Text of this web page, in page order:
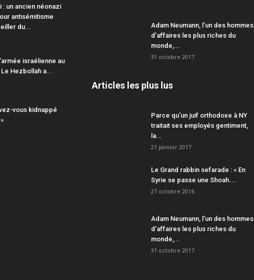
: un ancien néonazi
antisémitisme
du...
israélienne au
Le Hezbollah a...
vous kidnappé
Adam Neumann, l’un des hommes
d’affaires les plus riches du
monde,...
31 octobre 2017
Articles les plus lus
Parce qu’un juif orthodoxe à NY
traitait ses employés gentiment,
la...
21 janvier 2017
Le Grand rabbin sefarade : « En
Syrie se passe une Shoah....
27 octobre 2016
Adam Neumann, l’un des hommes
d’affaires les plus riches du
monde,...
31 octobre 2017